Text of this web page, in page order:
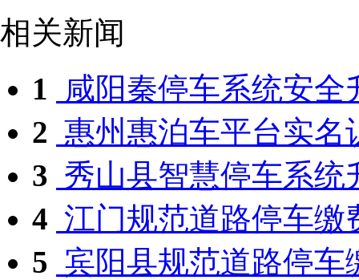
相关新闻
1
咸阳秦停车系统安全
2 惠州惠泊车平台实名
3 秀山县智慧停车系统
4 江门规范道路停车缴
5 宾阳县规范道路停车